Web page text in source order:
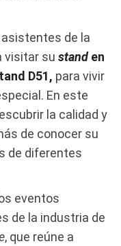
de la
visitar su standen
D51, para vivir
En este
la calidad y
de conocer su
de diferentes
eventos
de la industria de
, que reúne a